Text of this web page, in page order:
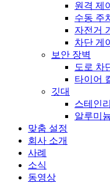
원격 제
수동 주
자전거
차단 게
보안 장벽
도로 차
타이어
깃대
스테인
알루미
맞춤 설정
회사 소개
사례
소식
동영상